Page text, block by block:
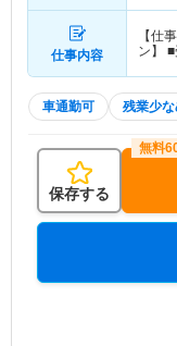
仕事内容
【仕事
ン】
車通勤可 残業少
保存する